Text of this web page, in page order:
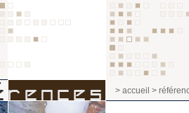
> accueil >